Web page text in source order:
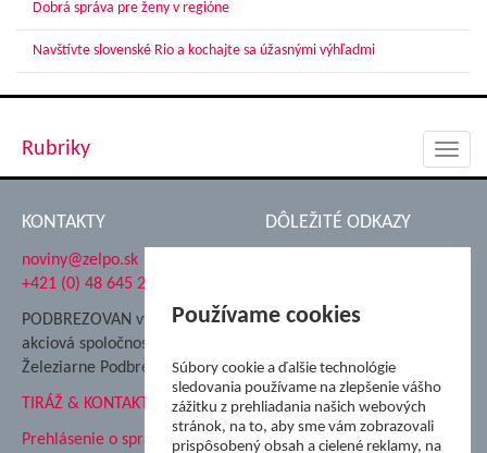
Dobrá správa pre ženy v regióne
Navštívte slovenské Rio a kochajte sa úžasnými výhľadmi
Rubriky
KONTAKTY
noviny@zelpo.sk
+421 (0) 48 645 2711
PODBREZOVAN vydáva
akciová spoločnosť
Železiarne Podbrezová
TIRÁŽ & KONTAKT
Prehlásenie o spracovaní
DÔLEŽITÉ ODKAZY
Nadácia Železiarne
ŽP Informatika s.r.o.
ŠK Železiarne Podbrezová
Tále a.s.
Používame cookies
Súbory cookie a ďalšie technológie
sledovania používame na zlepšenie vášho
zážitku z prehliadania našich webových
stránok, na to, aby sme vám zobrazovali
prispôsobený obsah a cielené reklamy, na